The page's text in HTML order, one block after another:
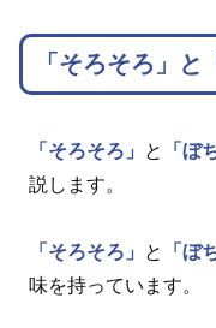
「そろそろ」
「そろそろ」 と 「ぼ
説します。
「そろそろ」 と 「ぼ
味を持っています。